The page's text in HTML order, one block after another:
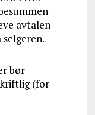
avtalen
bør
(for